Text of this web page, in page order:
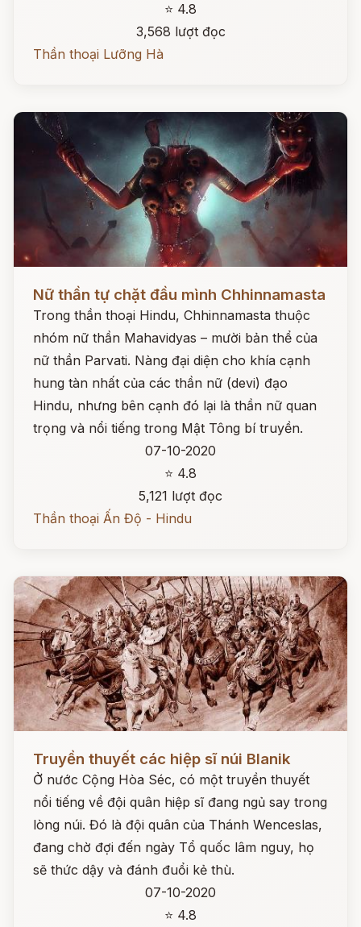
⭐ 4.8
3,568 lượt đọc
Thần thoại Lưỡng Hà
Nữ thần tự chặt đầu mình Chhinnamasta
Trong thần thoại Hindu, Chhinnamasta thuộc
nhóm nữ thần Mahavidyas – mười bản thể của
nữ thần Parvati. Nàng đại diện cho khía cạnh
hung tàn nhất của các thần nữ (devi) đạo
Hindu, nhưng bên cạnh đó lại là thần nữ quan
trọng và nổi tiếng trong Mật Tông bí truyền.
07-10-2020
⭐ 4.8
5,121 lượt đọc
Thần thoại Ấn Độ - Hindu
Đọc ngay
Truyền thuyết các hiệp sĩ núi Blanik
Ở nước Cộng Hòa Séc, có một truyền thuyết
nổi tiếng về đội quân hiệp sĩ đang ngủ say trong
lòng núi. Đó là đội quân của Thánh Wenceslas,
đang chờ đợi đến ngày Tổ quốc lâm nguy, họ
sẽ thức dậy và đánh đuổi kẻ thù.
07-10-2020
⭐ 4.8